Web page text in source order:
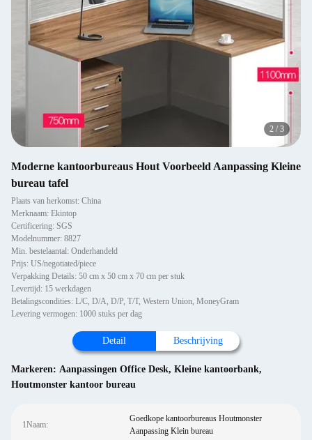
2 / 3
Moderne kantoorbureaus Hout Voorbeeld Aanpassing Kleine
bureau tafel
Plaats van herkomst: China
Merknaam: Ekintop
Certificering: SGS
Modelnummer: 8827
Min. bestelaantal: Onderhandeld
Prijs: US/negotiated/piece
Verpakking Details: 50 cm x 50 cm x 70 cm per stuk
Levertijd: 15 werkdagen
Betalingscondities: L/C, D/A, D/P, T/T, Western Union, MoneyGram
Levering vermogen: 1000 stuks per dag
Detail Beschrijving
Markeren: Aanpassingen Office Desk, Kleine kantoorbank,
Houtmonster kantoor bureau
1Naam:
Goedkope kantoorbureaus Houtmonster
Aanpassing Klein bureau